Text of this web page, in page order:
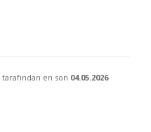
tarafından en son 04.05.2026